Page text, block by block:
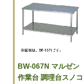
BW-067N マルゼン
作業台 調理台スノコ